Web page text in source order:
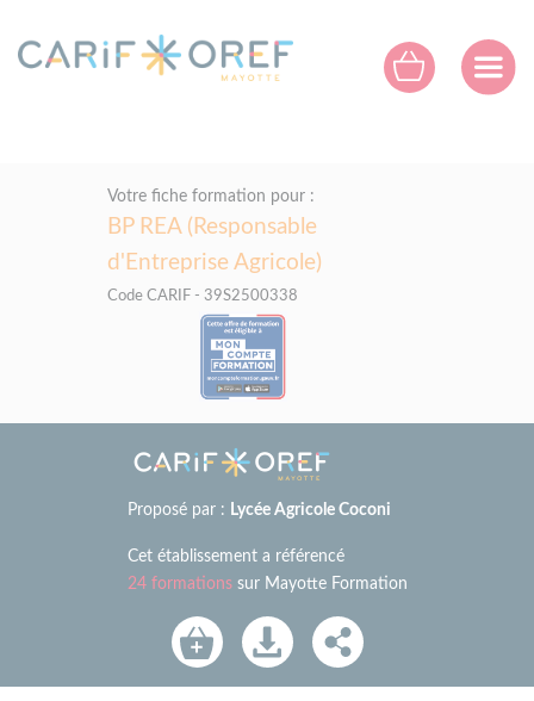
Votre fiche formation pour :
BP REA (Responsable
d'Entreprise Agricole)
Code CARIF - 39S2500338
Proposé par : Lycée Agricole Coconi
Cet établissement a référencé
24 formationssur Mayotte Formation